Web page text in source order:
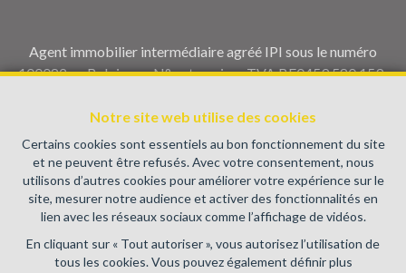
Notre site web utilise des cookies
Certains cookies sont essentiels au bon fonctionnement du site
et ne peuvent être refusés. Avec votre consentement, nous
utilisons d’autres cookies pour améliorer votre expérience sur le
site, mesurer notre audience et activer des fonctionnalités en
lien avec les réseaux sociaux comme l’affichage de vidéos.
En cliquant sur « Tout autoriser », vous autorisez l’utilisation de
tous les cookies. Vous pouvez également définir plus
Agent immobilier intermédiaire agréé IPI sous le numéro
100082 en Belgique - N° entreprise : TVA BE0459.580.159-
immobiliers, rue du Luxembourg 16B, 1000 Bruxelles (+32 2
505 38 50 - info@ipi.be) - Soumis aucode déontologique de l’
IPI
RC professionnelle et cautionnement via AXA Belgium SA,
Place du Trône 1, 1000 Bruxelles – police n° 730.390.160.
Couverture valable pour les activités réalisées en Belgique
Conditions générales d'utilisation du site